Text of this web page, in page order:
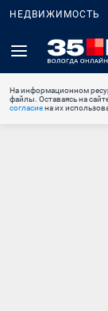
НЕДВИЖИМОСТЬ
На информационном
файлы. Оставаясь на
согласиена их